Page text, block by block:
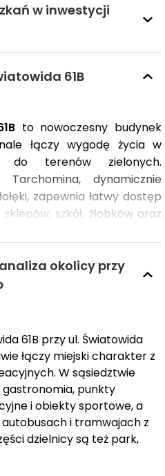
w inwestycji
61B
to nowoczesny budynek
łączy wygodę życia w
terenów zielonych.
dynamicznie
zapewnia łatwy dostęp
szkół, żłobków oraz
terenów rekreacyjnych
m - mieszkańcy mogą
Warszawy i innych
Dodatkowo, możliwość
do centrum
bliskość połączeń
miasto to niewątpliwe
okolicy przy
61B przy ul. Światowida
łączy miejski charakter z
W sąsiedztwie
gastronomia, punkty
i obiekty sportowe, a
i tramwajach z
dzielnicy są też park,